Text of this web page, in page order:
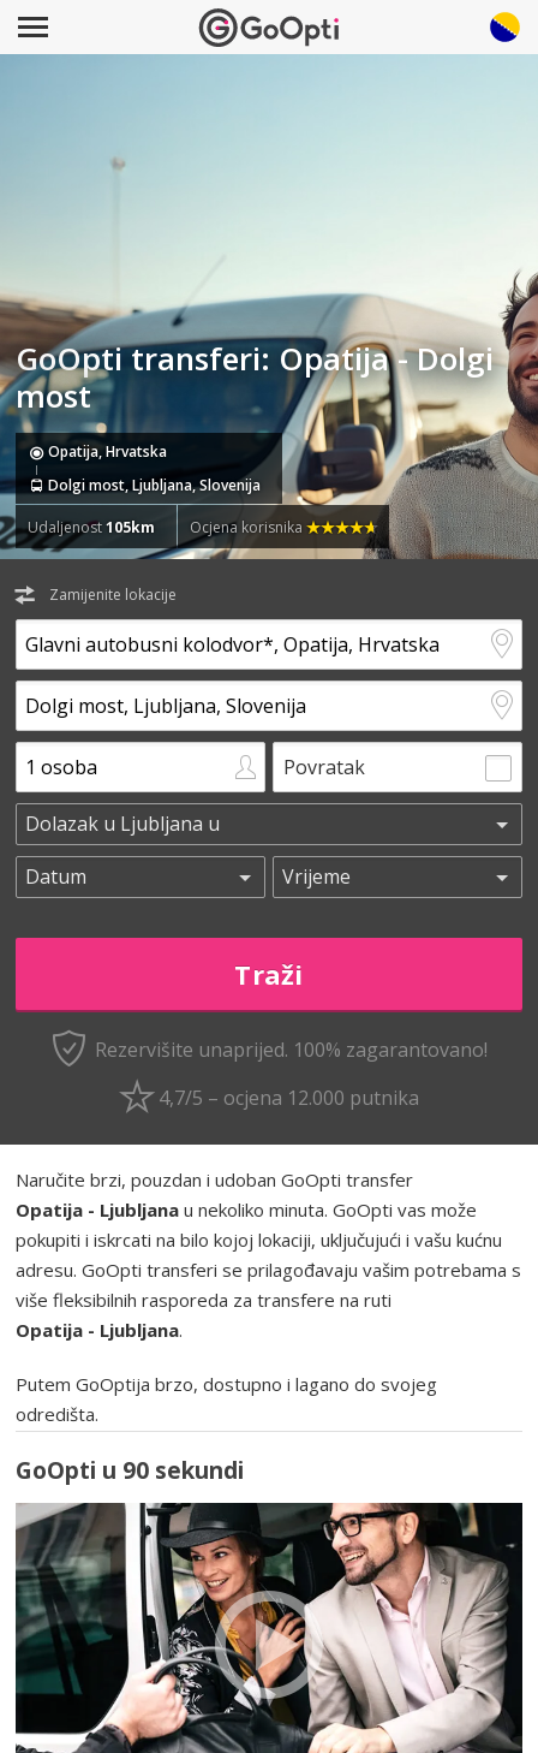
GoOpti transferi: Opatija - Dolgi
most
Opatija, Hrvatska
Dolgi most, Ljubljana, Slovenija
Udaljenost105km Ocjena korisnika
Zamijenite lokacije
Povratak
Rezervišite unaprijed. 100% zagarantovano!
4,7/5 – ocjena 12.000 putnika
Naručite brzi, pouzdan i udoban GoOpti transfer
Opatija - Ljubljana u nekoliko minuta. GoOpti vas može
pokupiti i iskrcati na bilo kojoj lokaciji, uključujući i vašu kućnu
adresu. GoOpti transferi se prilagođavaju vašim potrebama s
više fleksibilnih rasporeda za transfere na ruti
Opatija - Ljubljana.
Putem GoOptija brzo, dostupno i lagano do svojeg
odredišta.
GoOpti u 90 sekundi